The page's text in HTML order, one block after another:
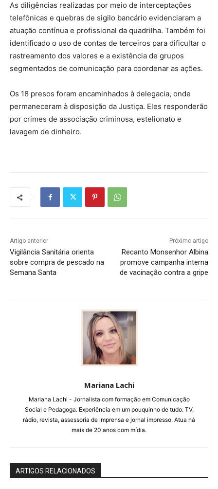
As diligências realizadas por meio de interceptações
telefônicas e quebras de sigilo bancário evidenciaram a
atuação contínua e profissional da quadrilha. Também foi
identificado o uso de contas de terceiros para dificultar o
rastreamento dos valores e a existência de grupos
segmentados de comunicação para coordenar as ações.
Os 18 presos foram encaminhados à delegacia, onde
permaneceram à disposição da Justiça. Eles responderão
por crimes de associação criminosa, estelionato e
lavagem de dinheiro.
Artigo anterior
Vigilância Sanitária orienta
sobre compra de pescado na
Semana Santa
Próximo artigo
Recanto Monsenhor Albina
promove campanha interna
de vacinação contra a gripe
Mariana Lachi
Mariana Lachi - Jornalista com formação em Comunicação
Social e Pedagoga. Experiência em um pouquinho de tudo: TV,
rádio, revista, assessoria de imprensa e jornal impresso. Atua há
mais de 20 anos com mídia.
ARTIGOS RELACIONADOS